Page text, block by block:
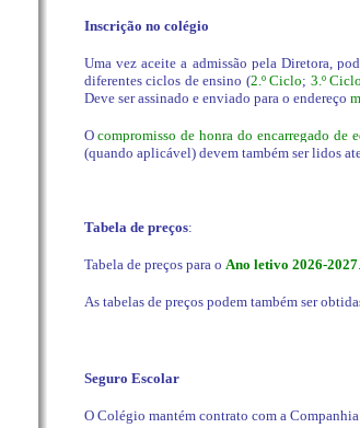
Inscrição no colégio
Uma vez aceite a admissão pela Diretora,
diferentes ciclos de ensino (2.º Ciclo; 3.º Ciclo
Deve ser assinado e enviado para o endereço
Ocompromisso de honra do encarregado de
(quando aplicável) devem também ser lidos
Tabelade preços:
Tabela de preços para o Ano letivo 2026-2027.
As tabelas de preços podem também ser
Seguro Escolar
O Colégio mantém contrato com a